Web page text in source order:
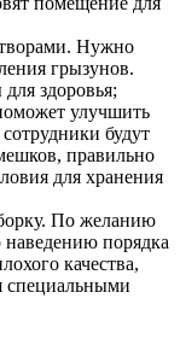
Нужно
грызунов.
здоровья;
улучшить
будут
правильно
для хранения
По желанию
порядка
качества,
специальными